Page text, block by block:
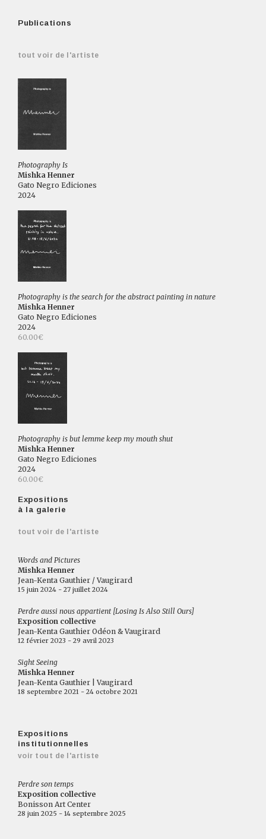
Publications
tout voir de l'artiste
Photography Is
Mishka Henner
Gato Negro Ediciones
2024
Photography is the search for the abstract painting in nature
Mishka Henner
Gato Negro Ediciones
2024
60.00€
Photography is but lemme keep my mouth shut
Mishka Henner
Gato Negro Ediciones
2024
60.00€
Expositions
à la galerie
tout voir de l'artiste
Words and Pictures
Mishka Henner
Jean-Kenta Gauthier / Vaugirard
15 juin 2024 - 27 juillet 2024
Perdre aussi nous appartient [Losing Is Also Still Ours]
Exposition collective
Jean-Kenta Gauthier Odéon & Vaugirard
12 février 2023 - 29 avril 2023
Sight Seeing
Mishka Henner
Jean-Kenta Gauthier | Vaugirard
18 septembre 2021 - 24 octobre 2021
Expositions
institutionnelles
voir tout de l'artiste
Perdre son temps
Exposition collective
Bonisson Art Center
28 juin 2025 - 14 septembre 2025